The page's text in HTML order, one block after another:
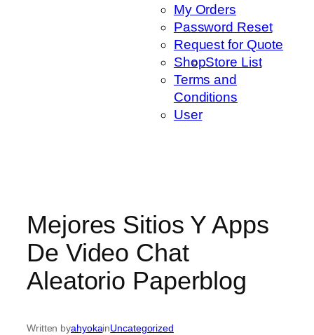
My Orders
Password Reset
Request for Quote
ShopStore List
Terms and
Conditions
User
Mejores Sitios Y Apps
De Video Chat
Aleatorio Paperblog
Written byahyokainUncategorized